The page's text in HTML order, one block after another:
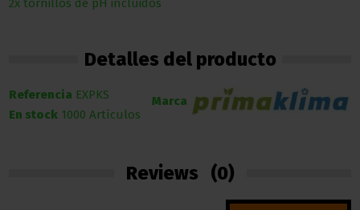
2x tornillos de pH incluidos
Detalles del producto
Marca
Referencia EXPKS
En stock 1000 Artículos
Reviews (0)